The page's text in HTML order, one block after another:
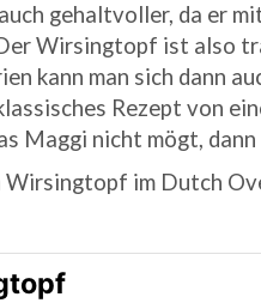
gehaltvoller, da er
Wirsingtopf ist also
kann man sich dann
Rezept von
Maggi nicht mögt,
Wirsingtopf im Dutch